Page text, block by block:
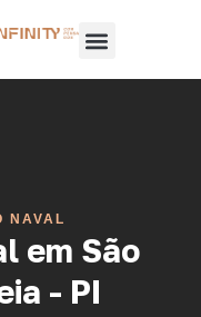
NAVAL
em São
- PI